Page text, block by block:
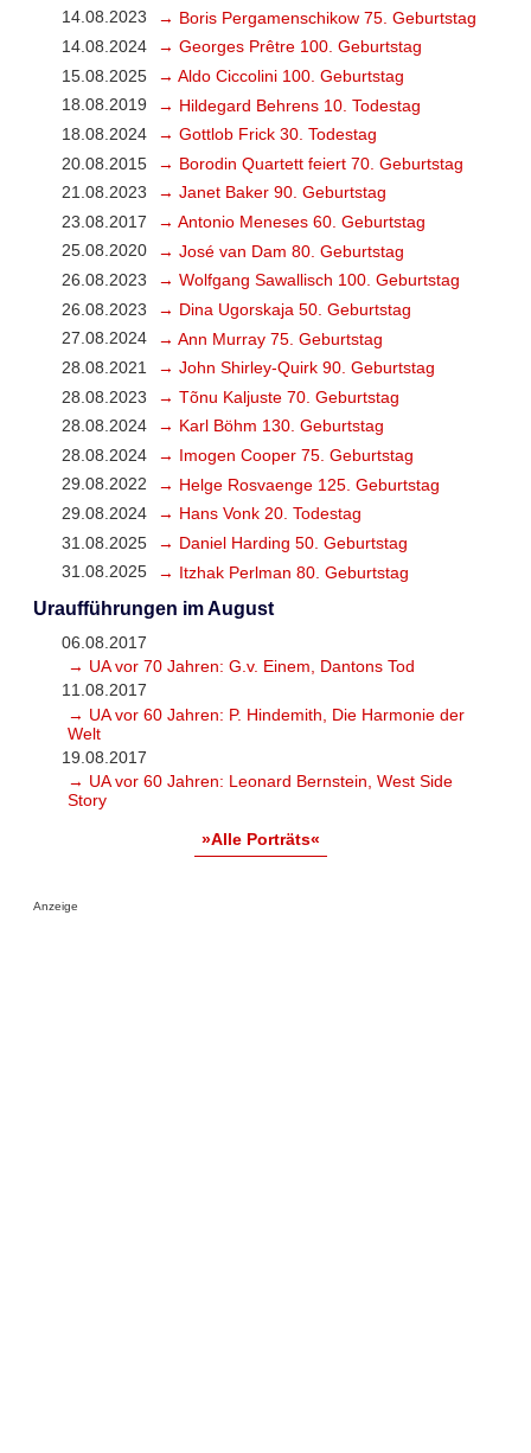
14.08.2023
→ Boris Pergamenschikow 75. Geburtstag
14.08.2024
→ Georges Prêtre 100. Geburtstag
15.08.2025
→ Aldo Ciccolini 100. Geburtstag
18.08.2019
→ Hildegard Behrens 10. Todestag
18.08.2024
→ Gottlob Frick 30. Todestag
20.08.2015
→ Borodin Quartett feiert 70. Geburtstag
21.08.2023
→ Janet Baker 90. Geburtstag
23.08.2017
→ Antonio Meneses 60. Geburtstag
25.08.2020
→ José van Dam 80. Geburtstag
26.08.2023
→ Wolfgang Sawallisch 100. Geburtstag
26.08.2023
→ Dina Ugorskaja 50. Geburtstag
27.08.2024
→ Ann Murray 75. Geburtstag
28.08.2021
→ John Shirley-Quirk 90. Geburtstag
28.08.2023
→ Tõnu Kaljuste 70. Geburtstag
28.08.2024
→ Karl Böhm 130. Geburtstag
28.08.2024
→ Imogen Cooper 75. Geburtstag
29.08.2022
→ Helge Rosvaenge 125. Geburtstag
29.08.2024
→ Hans Vonk 20. Todestag
31.08.2025
→ Daniel Harding 50. Geburtstag
31.08.2025
→ Itzhak Perlman 80. Geburtstag
Uraufführungen im August
06.08.2017
→ UA vor 70 Jahren: G.v. Einem, Dantons Tod
11.08.2017
→ UA vor 60 Jahren: P. Hindemith, Die Harmonie der
Welt
19.08.2017
→ UA vor 60 Jahren: Leonard Bernstein, West Side
Story
»Alle Porträts«
Anzeige